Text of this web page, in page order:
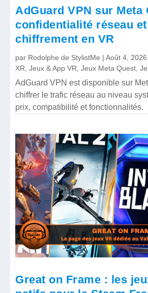
AdGuard VPN sur Meta
confidentialité réseau et
chiffrement en VR
par Rodolphe de StylistMe |Août 4, 2026
XR,Jeux & App VR,Jeux Meta Quest,
AdGuard VPN est disponible sur
chiffrer le trafic réseau au niveau
prix, compatibilité et fonctionnalités.
Great on Frame : les